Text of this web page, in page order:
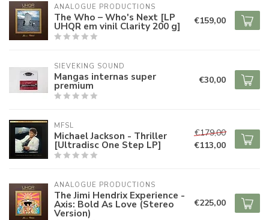
ANALOGUE PRODUCTIONS
The Who – Who's Next [LP
UHQR em vinil Clarity 200 g] €159,00
SIEVEKING SOUND
Mangas internas super
premium €30,00
MFSL
Michael Jackson - Thriller
[Ultradisc One Step LP]
€179,00
€113,00
ANALOGUE PRODUCTIONS
The Jimi Hendrix Experience -
Axis: Bold As Love (Stereo
Version)
€225,00